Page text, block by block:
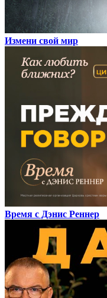
Измени свой мир
Время с Дэнис Реннер